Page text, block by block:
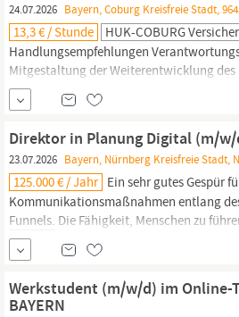
24.07.2026 Bayern, Coburg Kreisfreie Stadt,
13,3 € / Stunde HUK-COBURG
Handlungsempfehlungen
Mitgestaltung der Weiterentwicklung
motivierten Team Abgeschlossenes
idealerweise mit Bezug zu den Themen
Mehrjährige Berufserfahrung
Acquisition von Fach- und
Direktor in Planung Digital (m/
23.07.2026 Bayern, Nürnberg Kreisfreie Stadt,
125.000 € / Jahr Ein sehr gutes Gespür
Kommunikationsmaßnahmen entlang
Funnels. Die Fähigkeit, Menschen zu
und unterschiedliche Perspektiven
Klarheit, Vertrauen und Begeisterung.
unternehmerisches Denken und eine
Werkstudent (m/w/d) im Online-
BAYERN